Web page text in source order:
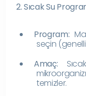
2. Sıcak Su
Program:
seçin
Amaç:
temizler.